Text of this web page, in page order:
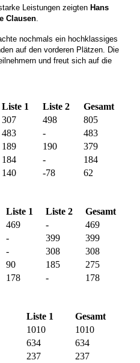
Leistungen zeigten Hans
Clausen.
nochmals ein hochklassiges
auf den vorderen Plätzen. Die
und freut sich auf die
Liste 1 Liste 2
Gesamt
307 498
805
483 -
483
189 190
379
184 -
184
140 -78 62
Liste 1 Liste 2
Gesamt
469 -
469
- 399
399
- 308
308
90 185
275
178 - 178
Liste 1
Gesamt
1010
1010
634
634
237
237